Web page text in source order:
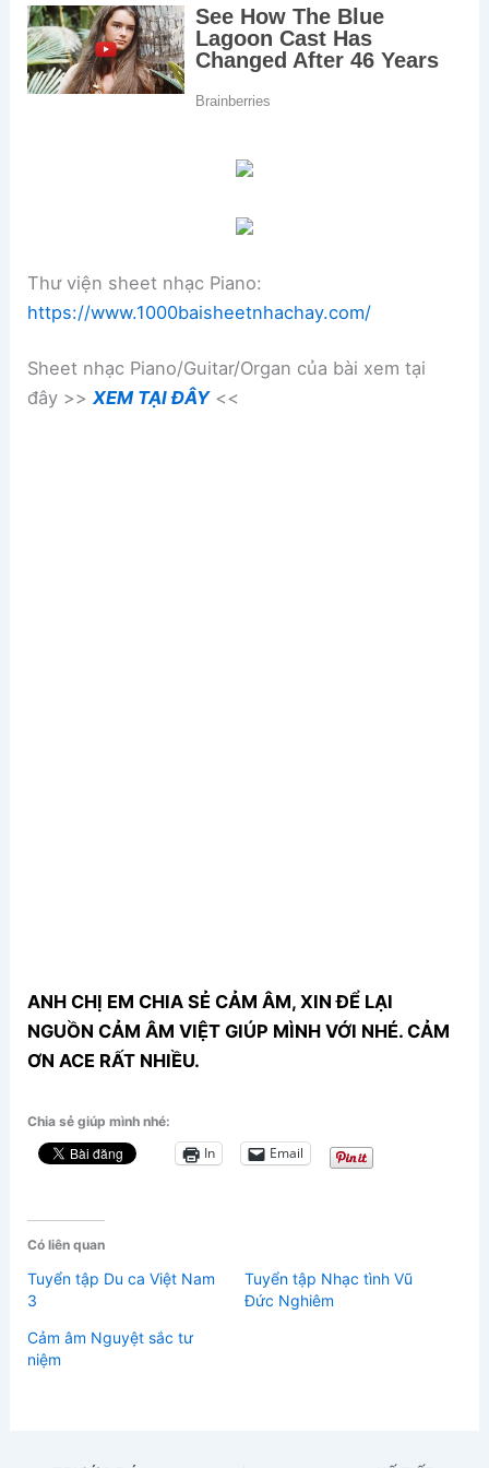
Thư viện sheet nhạc Piano:
https://www.1000baisheetnhachay.com/
Sheet nhạc Piano/Guitar/Organ của bài xem tại
đây >>XEM TẠI ĐÂY<<
ANH CHỊ EM CHIA SẺ CẢM ÂM, XIN ĐỂ LẠI
NGUỒN CẢM ÂM VIỆT GIÚP MÌNH VỚI NHÉ. CẢM
ƠN ACE RẤT NHIỀU.
Chia sẻ giúp mình nhé:
In Email
Có liên quan
Tuyển tập Du ca Việt Nam
3
Tuyển tập Nhạc tình Vũ
Đức Nghiêm
Cảm âm Nguyệt sắc tư
niệm